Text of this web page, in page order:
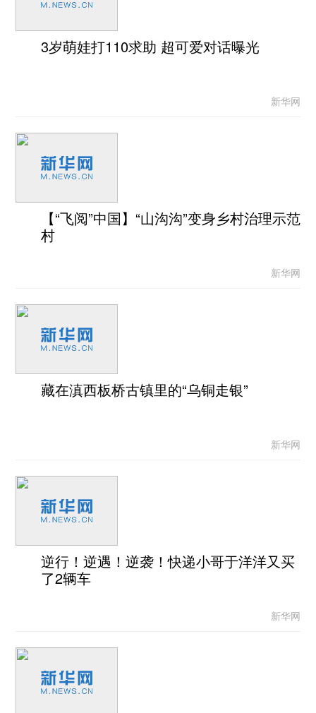
3岁萌娃打110求助 超可爱对话曝光
新华网
【“飞阅”中国】“山沟沟”变身乡村治理示范
村
新华网
藏在滇西板桥古镇里的“乌铜走银”
新华网
逆行！逆遇！逆袭！快递小哥于洋洋又买
了2辆车
新华网